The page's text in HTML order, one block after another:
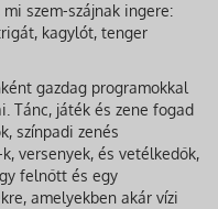
szem-szájnak ingere:
kagylót, tenger
gazdag programokkal
Tánc, játék és zene fogad
színpadi zenés
versenyek, és vetélkedők,
felnőtt és egy
amelyekben akár vízi